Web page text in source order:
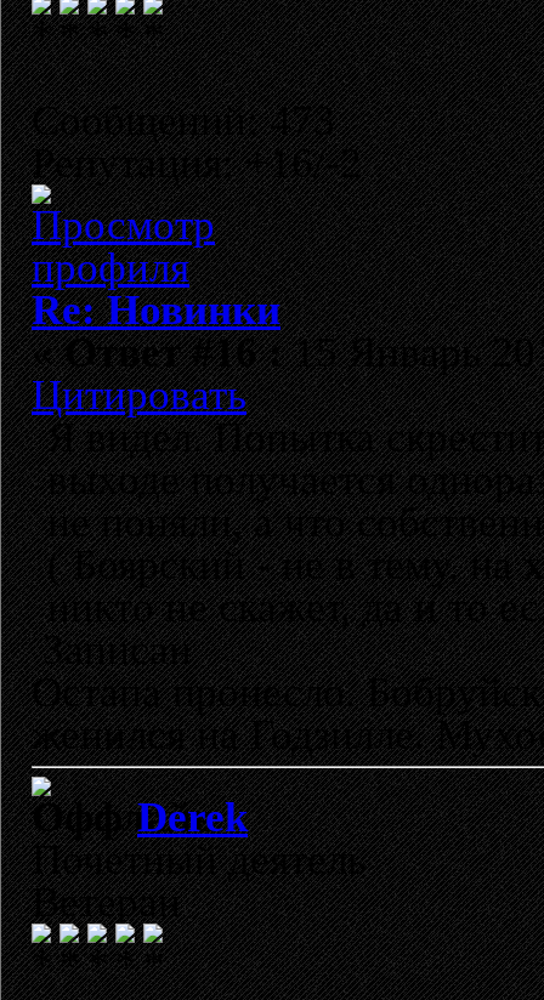
Сообщений: 473
Репутация: +16/-2
Re: Новинки
«Ответ #16 :15 Январь
Цитировать
Я видел. Попытка
выходе получается
не поняли, а что
( Боярский - не в тему, на
никто не скажет, да и то
Записан
Остапа пронесло.
женился на Годзилле.
Derek
Почетный деятель
Ветеран